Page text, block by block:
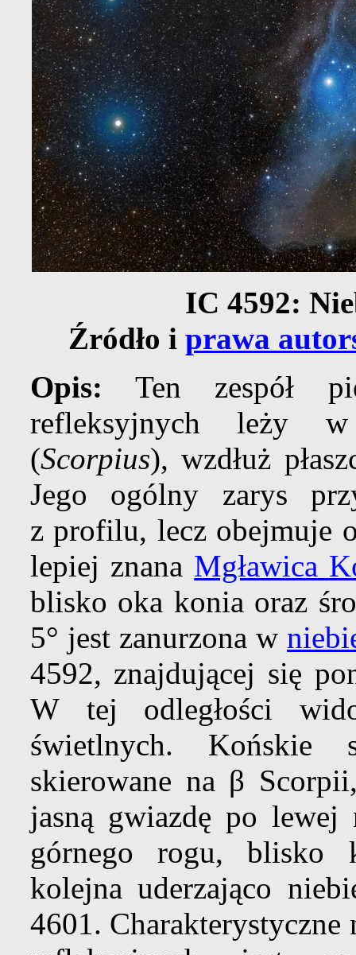
IC 4592:
Źródło i prawa
Opis: Ten zespół
refleksyjnych leży
(Scorpius), wzdłuż
Jego ogólny zarys
z profilu, lecz obejmuje
lepiej znana Mgławica
blisko oka konia oraz
5° jest zanurzona w
4592, znajdującej się
W tej odległości
świetlnych. Końskie
skierowane na β
jasną gwiazdę po
górnego rogu, blisko
kolejna uderzająco
4601. Charakterystyczne